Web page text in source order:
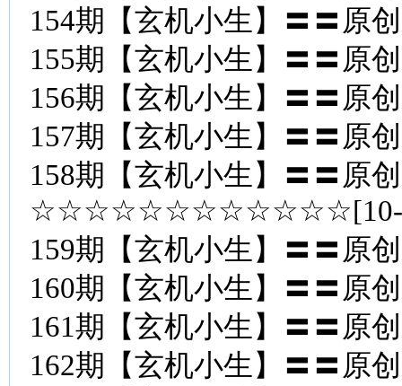
154期【玄机小生】〓〓原
155期【玄机小生】〓〓原
156期【玄机小生】〓〓原
157期【玄机小生】〓〓原
158期【玄机小生】〓〓原
159期【玄机小生】〓〓原
160期【玄机小生】〓〓原
161期【玄机小生】〓〓原
162期【玄机小生】〓〓原